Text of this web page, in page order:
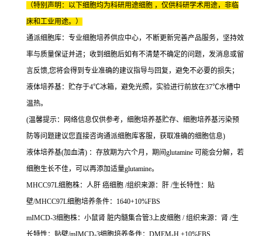
（特别声明：以下细胞均为科研用途细胞 ，仅供科研学术用途，非临
床和工业用途。）
通派细胞库：专业细胞培养供应中心，不断更新完善产品服务，坚持效
率与质量保证并进；收到细胞后如有不清楚不确定的问题，发消息或留
言反馈,您将会得到专业准确的建议指导与回复，避免不必要的损失；
液体培养基：贮存于4℃冰箱，避免光照，实验进行前放在37℃水槽中
温热。
(温馨提示：网络信息仅供参考，细胞培养基贮存、细胞培养基污染预
防等问题建议您直接咨询通派细胞库客服，获取准确的细胞信息)
液体培养基(加血清) ：存放期为六个月，期间glutamine 可能会分解，若
细胞生长不佳，可以再添加适量glutamine。
MHCC97L细胞株：人肝 癌细胞 /组织来源：肝 /生长特性：贴
壁/MHCC97L细胞培养条件：1640+10%FBS
mIMCD-3细胞株：小鼠肾 脏内髓集合管3上皮细胞 / 组织来源：肾 /生
长特性：贴壁/mIMCD-3细胞培养条件：DMEM-H +10%FBS